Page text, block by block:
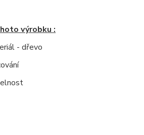
výrobku :
- dřevo